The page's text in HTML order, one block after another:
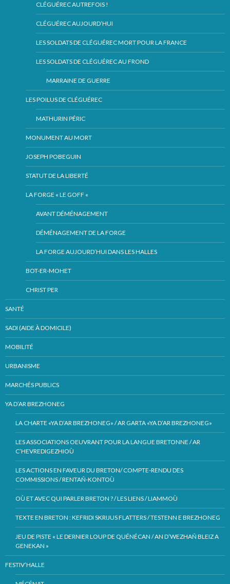
CLÉGUÉREC AUTREFOIS !
CLÉGUÉREC AUJOURD’HUI
LES SOLDATS DE CLÉGUÉREC MORT POUR LA FRANCE
LES SOLDATS DE CLÉGUÉREC AU FROND
MARRAINE DE GUERRE
LES POILUS DE CLÉGUÉREC
MATHURIN PÉRIC
MONUMENT AU MORT
JOSEPH POBEGUIN
STATUT DE LA LIBERTÉ
LA FORGE « LE GOFF «
AVANT DÉMÉNAGEMENT
DÉMÉNAGEMENT DE LA FORGE
LA FORGE AUJOURD’HUI DANS LES HALLES
BOT-ER-MOHET
CHRIST PER
SANTÉ
SADI (AIDE À DOMICILE)
MOBILITÉ
URBANISME
MARCHÉS PUBLICS
YA D’AR BREZHONEG
LA CHARTE «YA D’AR BREZHONEG» / AR GARTA «YA D’AR BREZHONEG»
LES ASSOCIATIONS OEUVRANT POUR LA LANGUE BRETONNE / AR
C’HEVREDIGEZHIOÙ
LES ACTIONS EN FAVEUR DU BRETON/ COMPTE-RENDU DES
COMMISSIONS / RENTAÑ-KONTOÙ
OÙ ET AVEC QUI PARLER BRETON ? / LES LIENS / LIAMMOÙ
TEXTE EN BRETON : KEFRIDI SKRIJUS FLATTERS / TESTENN E BREZHONEG
JEU DE PISTE « LE DERNIER LOUP DE QUÉNÉCAN / AN D’WEZHAÑ BLEIZ A
GENEKAN »
FESTIV’HALLE